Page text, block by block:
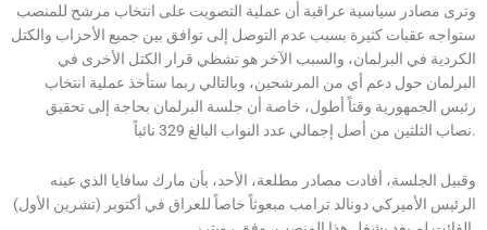
وترى مصادر سياسية عراقية أن عملية التصويت على انتخاب مرشح للمنصب
ستواجه عقبات كثيرة بسبب عدم التوصل إلى توافق بين جميع الأحزاب والكتل
الكردية في البرلمان، والسبب الآخر هو تشظي قرار الكتل الأخرى في
البرلمان حول دعم أي من المرشحين، وبالتالي ربما ستأخذ عملية انتخاب
رئيس الجمهورية وقتاً أطول، خاصة أن جلسة البرلمان بحاجة إلى تحقيق
نصاب الثلثين من أصل إجمالي عدد النواب البالغ 329 نائباً.
وقبيل الجلسة، أفادت مصادر مطلعة، الأحد، بأن مارك سافايا الذي عينه
الرئيس الأميركي دونالد ترامب مبعوثاً خاصاً للعراق في أكتوبر (تشرين الأول)